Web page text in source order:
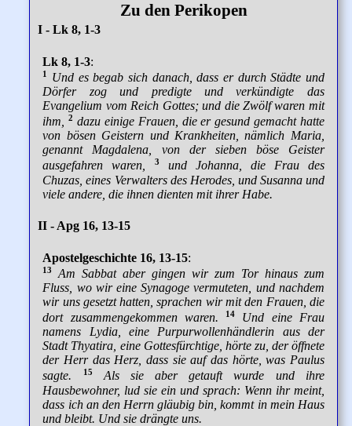
Zu den Perikopen
I - Lk 8, 1-3
Lk 8, 1-3:
1
Und es begab sich danach, dass er durch Städte und
Dörfer zog und predigte und verkündigte das
Evangelium vom Reich Gottes; und die Zwölf waren mit
ihm, 2 dazu einige Frauen, die er gesund gemacht hatte
von bösen Geistern und Krankheiten, nämlich Maria,
genannt Magdalena, von der sieben böse Geister
ausgefahren waren,
3
und Johanna, die Frau des
Chuzas, eines Verwalters des Herodes, und Susanna und
viele andere, die ihnen dienten mit ihrer Habe.
II - Apg 16, 13-15
Apostelgeschichte 16, 13-15:
13
Am Sabbat aber gingen wir zum Tor hinaus zum
Fluss, wo wir eine Synagoge vermuteten, und nachdem
wir uns gesetzt hatten, sprachen wir mit den Frauen, die
dort zusammengekommen waren.
14
Und eine Frau
namens Lydia, eine Purpurwollenhändlerin aus der
Stadt Thyatira, eine Gottesfürchtige, hörte zu, der öffnete
der Herr das Herz, dass sie auf das hörte, was Paulus
sagte.
15
Als sie aber getauft wurde und ihre
Hausbewohner, lud sie ein und sprach: Wenn ihr meint,
dass ich an den Herrn gläubig bin, kommt in mein Haus
und bleibt. Und sie drängte uns.